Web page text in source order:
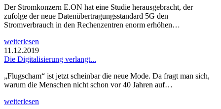
Der Stromkonzern E.ON hat eine Studie herausgebracht, der
zufolge der neue Datenübertragungsstandard 5G den
Stromverbrauch in den Rechenzentren enorm erhöhen…
weiterlesen
11.12.2019
Die Digitalisierung verlangt...
„Flugscham“ ist jetzt scheinbar die neue Mode. Da fragt man sich,
warum die Menschen nicht schon vor 40 Jahren auf…
weiterlesen